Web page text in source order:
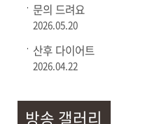
문의 드려요
2026.05.20
산후 다이어트
2026.04.22
방송 갤러리